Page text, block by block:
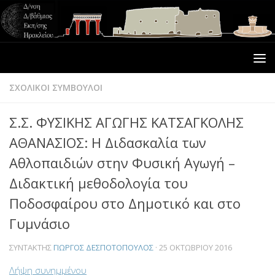
ΣΧΟΛΙΚΟΙ ΣΥΜΒΟΥΛΟΙ
Σ.Σ. ΦΥΣΙΚΗΣ ΑΓΩΓΗΣ ΚΑΤΣΑΓΚΟΛΗΣ
ΑΘΑΝΑΣΙΟΣ: Η Διδασκαλία των
Αθλοπαιδιών στην Φυσική Αγωγή –
Διδακτική μεθοδολογία του
Ποδοσφαίρου στο Δημοτικό και στο
Γυμνάσιο
ΣΥΝΤΆΚΤΗΣ ΓΙΏΡΓΟΣ ΔΕΣΠΟΤΌΠΟΥΛΟΣ · 25 ΟΚΤΩΒΡΊΟΥ 2016
Λήψη συνημμένου
ΑΔΕΙΕΣ
(75)
ΑΔΕΙΕΣ ΔΙΔΑΣΚΑΛΙΑΣ – ΙΔΙΩΤΙΚΗ ΕΚΠΑΙΔΕΥΣΗ –